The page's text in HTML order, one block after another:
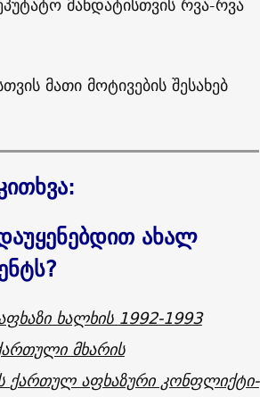
მათი მოტივების შესახებ
ახალ
ხალხის1992-1993
მხარის
ქართულ აფხაზური კონფლიქტი-